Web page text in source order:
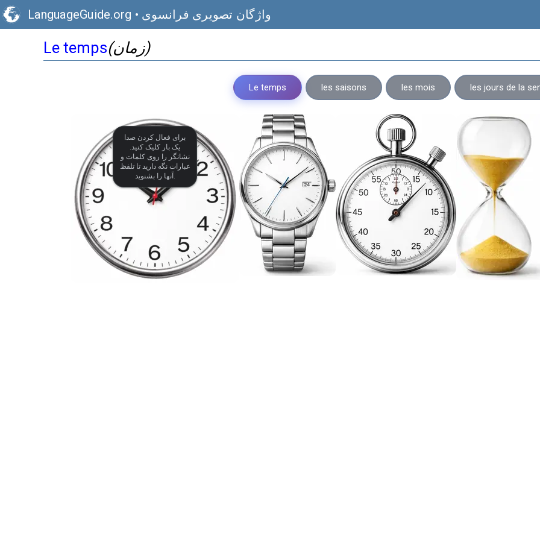
LanguageGuide.org • واژگان تصویری فرانسوی
Le temps (زمان)
Le temps les saisons les mois les jours de la
برای فعال کردن صدا
یک بار کلیک کنید.
نشانگر را روی کلمات و
عبارات نگه دارید تا تلفظ
آنها را بشنوید.